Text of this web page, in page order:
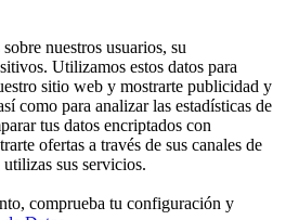
nuestros usuarios, su
Utilizamos estos datos para
sitio web y mostrarte publicidad y
como para analizar las estadísticas de
tus datos encriptados con
ofertas a través de sus canales de
sus servicios.
comprueba tu configuración y